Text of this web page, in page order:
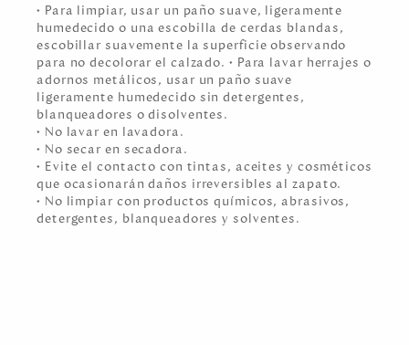
• Para limpiar, usar un paño suave, ligeramente
humedecido o una escobilla de cerdas blandas,
escobillar suavemente la superficie observando
para no decolorar el calzado. • Para lavar herrajes o
adornos metálicos, usar un paño suave
ligeramente humedecido sin detergentes,
blanqueadores o disolventes.
• No lavar en lavadora.
• No secar en secadora.
• Evite el contacto con tintas, aceites y cosméticos
que ocasionarán daños irreversibles al zapato.
• No limpiar con productos químicos, abrasivos,
detergentes, blanqueadores y solventes.